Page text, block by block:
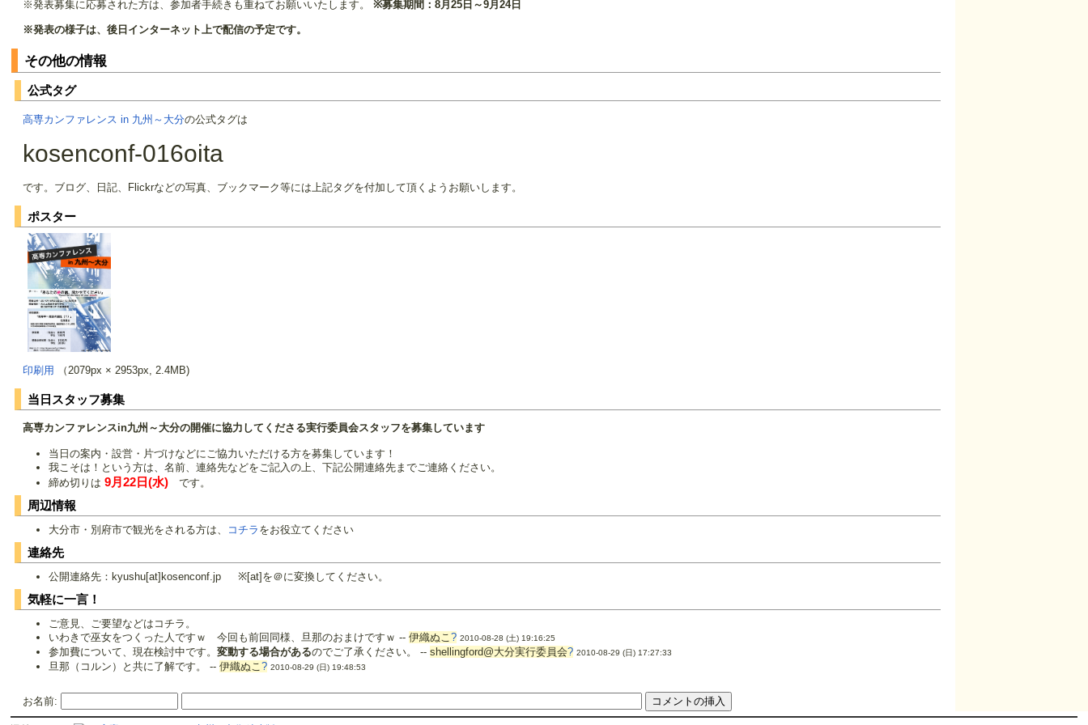
※発表募集に応募された方は、参加者手続きも重ねてお願いいたします。 ※募集期間：8月25日～9月24日
※発表の様子は、後日インターネット上で配信の予定です。
その他の情報
公式タグ
高専カンファレンス in 九州～大分の公式タグは
kosenconf-016oita
です。ブログ、日記、Flickrなどの写真、ブックマーク等には上記タグを付加して頂くようお願いします。
ポスター
印刷用 （2079px × 2953px, 2.4MB)
当日スタッフ募集
高専カンファレンスin九州～大分の開催に協力してくださる実行委員会スタッフを募集しています
当日の案内・設営・片づけなどにご協力いただける方を募集しています！
我こそは！という方は、名前、連絡先などをご記入の上、下記公開連絡先までご連絡ください。
締め切りは 9月22日(水) です。
周辺情報
大分市・別府市で観光をされる方は、 コチラ をお役立てください
連絡先
公開連絡先：kyushu[at]kosenconf.jp ※[at]を＠に変換してください。
気軽に一言！
ご意見、ご要望などはコチラ。
いわきで巫女をつくった人ですｗ 今回も前回同様、旦那のおまけですｗ -- 伊織ぬこ ? 2010-08-28 (土) 19:16:25
参加費について、現在検討中です。 変動する場合があるのでご了承ください。 -- shellingford@大分実行委員会? 2010-08-29 (日) 17:27:33
旦那（コルン）と共に了解です。 -- 伊織ぬこ ? 2010-08-29 (日) 19:48:53
お名前: